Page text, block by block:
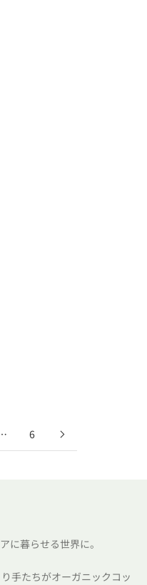
6
に暮らせる世界に。
手たちがオーガニックコッ